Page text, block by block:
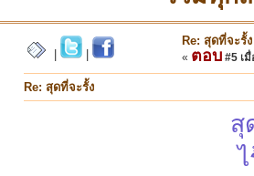
Re: สุดที่จะรั้ง
« ตอบ #5 เมื่
Re: สุดที่จะรั้ง
สุ